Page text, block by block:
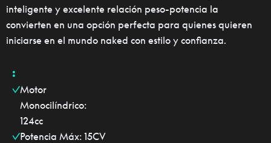
inteligente y excelente relación peso-potencia la
convierten en una opción perfecta para quienes quieren
iniciarse en el mundo naked con estilo y confianza.
:
✓Motor
Monocilíndrico:
124cc
✓Potencia Máx: 15CV